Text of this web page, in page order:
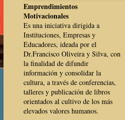
Emprendimientos
Motivacionales
Es una iniciativa dirigida a
Instituciones, Empresas y
Educadores, ideada por el
Dr.Francisco Oliveira y Silva, con
la finalidad de difundir
información y consolidar la
cultura, a través de conferencias,
talleres y publicación de libros
orientados al cultivo de los más
elevados valores humanos.